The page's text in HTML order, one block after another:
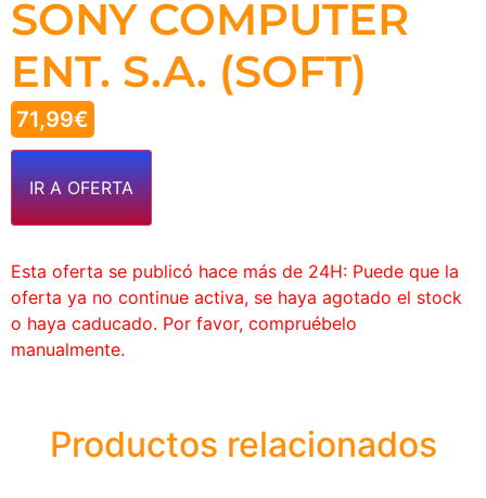
SONY COMPUTER
ENT. S.A. (SOFT)
71,99€
IR A OFERTA
Esta oferta se publicó hace más de 24H: Puede que la
oferta ya no continue activa, se haya agotado el stock
o haya caducado. Por favor, compruébelo
manualmente.
Productos relacionados